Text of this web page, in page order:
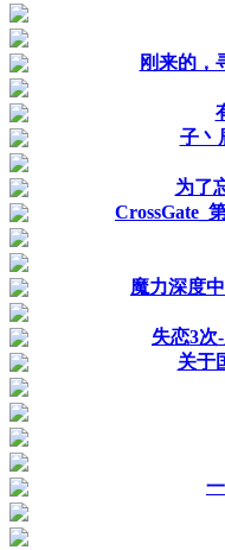
刚来的，
子丶
为了
CrossGate_
魔力深度
失恋3次
关于